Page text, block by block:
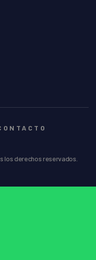
los derechos reservados.